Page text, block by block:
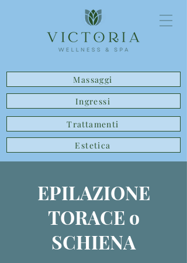
Massaggi
Ingressi
Trattamenti
Estetica
EPILAZIONE
TORACE o
SCHIENA